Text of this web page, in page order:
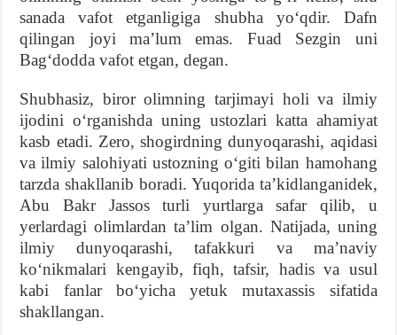
sanada vafot etganligiga shubha yo‘qdir. Dafn
qilingan joyi ma’lum emas. Fuad Sezgin uni
Bag‘dodda vafot etgan, degan.
Shubhasiz, biror olimning tarjimayi holi va ilmiy
ijodini o‘rganishda uning ustozlari katta ahamiyat
kasb etadi. Zero, shogirdning dunyoqarashi, aqidasi
va ilmiy salohiyati ustozning o‘giti bilan hamohang
tarzda shakllanib boradi. Yuqorida ta’kidlanganidek,
Abu Bakr Jassos turli yurtlarga safar qilib, u
yerlardagi olimlardan ta’lim olgan. Natijada, uning
ilmiy dunyoqarashi, tafakkuri va ma’naviy
ko‘nikmalari kengayib, fiqh, tafsir, hadis va usul
kabi fanlar bo‘yicha yetuk mutaxassis sifatida
shakllangan.